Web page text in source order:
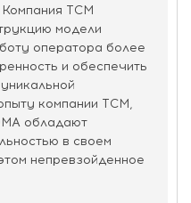
Компания ТСМ
модели
оператора более
и обеспечить
компании ТСМ,
обладают
в своем
непревзойденное